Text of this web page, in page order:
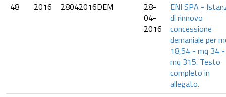
48
2016 28042016DEM
28-
04-
2016
ENI SPA -
di rinnovo
concessione
demaniale per
18,54 - mq 34 -
mq 315. Testo
completo in
allegato.